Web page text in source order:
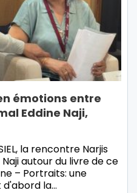
émotions entre
Eddine Naji,
la rencontre Narjis
autour du livre de ce
– Portraits: une
d'abord la…